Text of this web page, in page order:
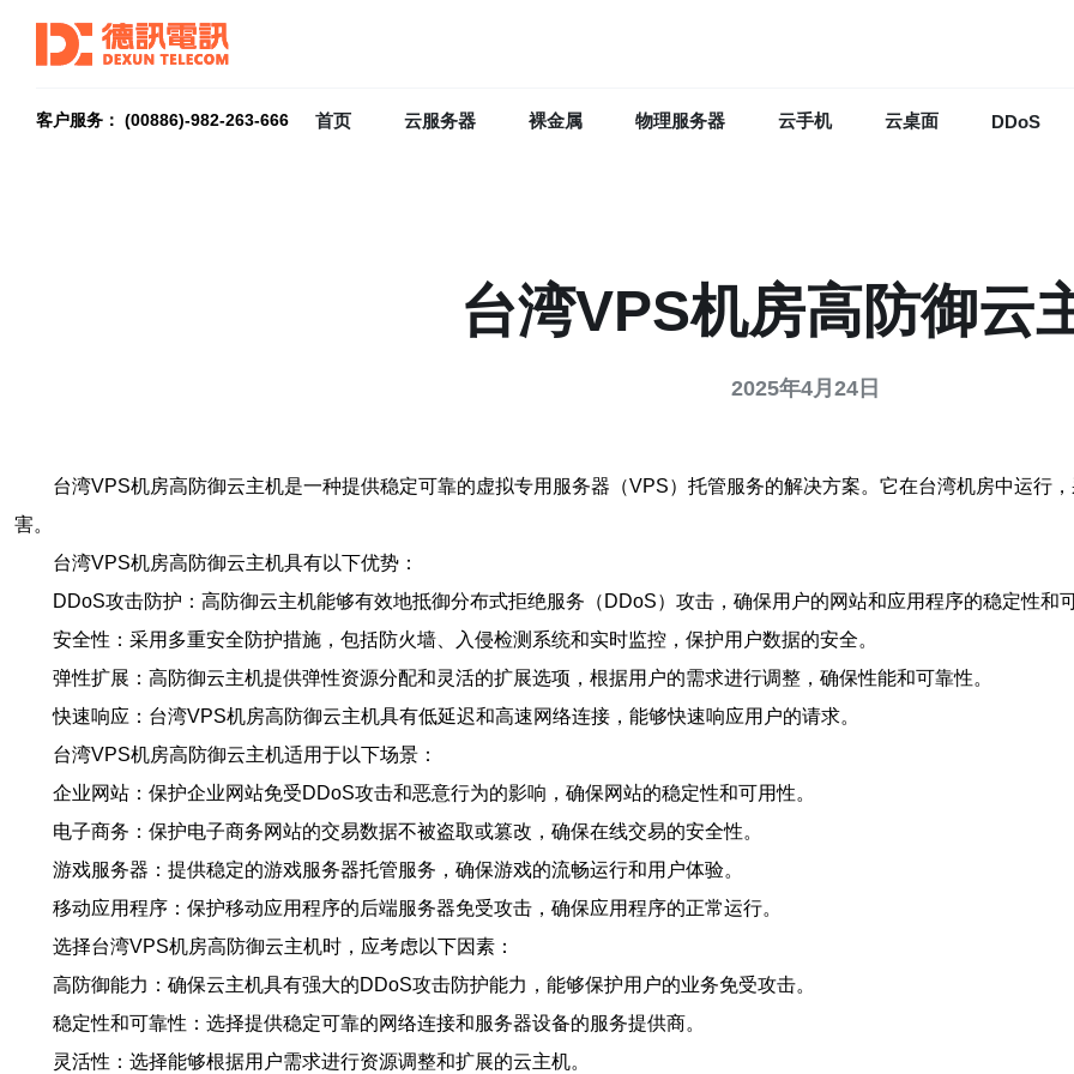
客户服务： (00886)-982-263-666 首页 云服务器 裸金属 物理服务器 云手机 云桌面 DDoS
台湾VPS机房高防御云
2025年4月24日
台湾VPS机房高防御云主机是一种提供稳定可靠的虚拟专用服务器（VPS）托管服务的解决方案。它在台湾机房中运行
害。
台湾VPS机房高防御云主机具有以下优势：
DDoS攻击防护：高防御云主机能够有效地抵御分布式拒绝服务（DDoS）攻击，确保用户的网站和应用程序的稳定性和
安全性：采用多重安全防护措施，包括防火墙、入侵检测系统和实时监控，保护用户数据的安全。
弹性扩展：高防御云主机提供弹性资源分配和灵活的扩展选项，根据用户的需求进行调整，确保性能和可靠性。
快速响应：台湾VPS机房高防御云主机具有低延迟和高速网络连接，能够快速响应用户的请求。
台湾VPS机房高防御云主机适用于以下场景：
企业网站：保护企业网站免受DDoS攻击和恶意行为的影响，确保网站的稳定性和可用性。
电子商务：保护电子商务网站的交易数据不被盗取或篡改，确保在线交易的安全性。
游戏服务器：提供稳定的游戏服务器托管服务，确保游戏的流畅运行和用户体验。
移动应用程序：保护移动应用程序的后端服务器免受攻击，确保应用程序的正常运行。
选择台湾VPS机房高防御云主机时，应考虑以下因素：
高防御能力：确保云主机具有强大的DDoS攻击防护能力，能够保护用户的业务免受攻击。
稳定性和可靠性：选择提供稳定可靠的网络连接和服务器设备的服务提供商。
灵活性：选择能够根据用户需求进行资源调整和扩展的云主机。